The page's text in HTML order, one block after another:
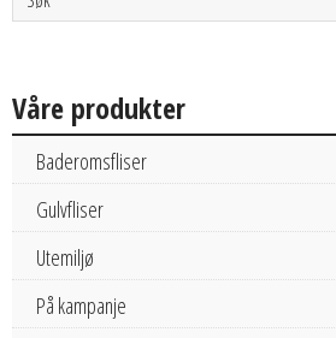
Våre produkter
Baderomsfliser
Gulvfliser
Utemiljø
På kampanje